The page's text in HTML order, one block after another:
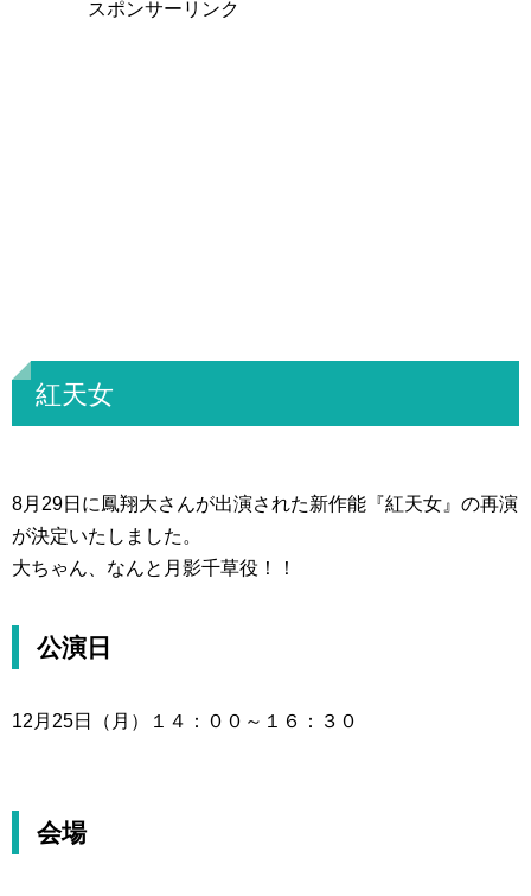
スポンサーリンク
紅天女
8月29日に鳳翔大さんが出演された新作能『紅天女』の再演
が決定いたしました。
大ちゃん、なんと月影千草役！！
公演日
12月25日（月）１４：００～１６：３０
会場